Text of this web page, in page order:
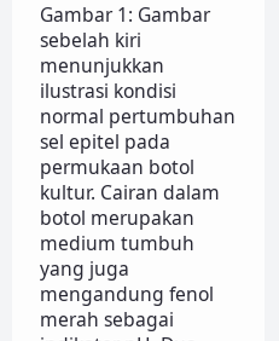
Gambar 1: Gambar
sebelah kiri
menunjukkan
ilustrasi kondisi
normal pertumbuhan
sel epitel pada
permukaan botol
kultur. Cairan dalam
botol merupakan
medium tumbuh
yang juga
mengandung fenol
merah sebagai